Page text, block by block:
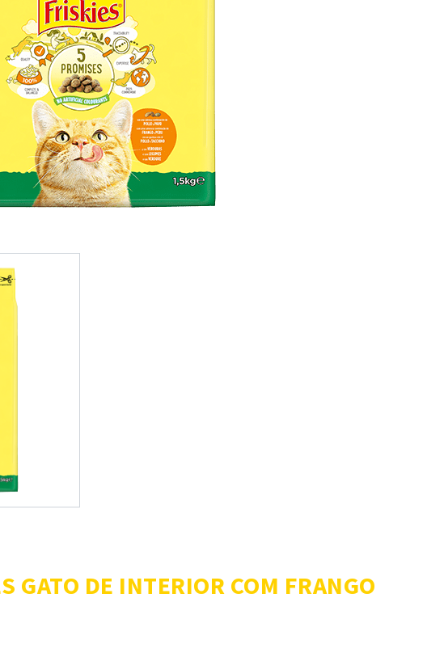
GATO DE INTERIOR COM FRANGO